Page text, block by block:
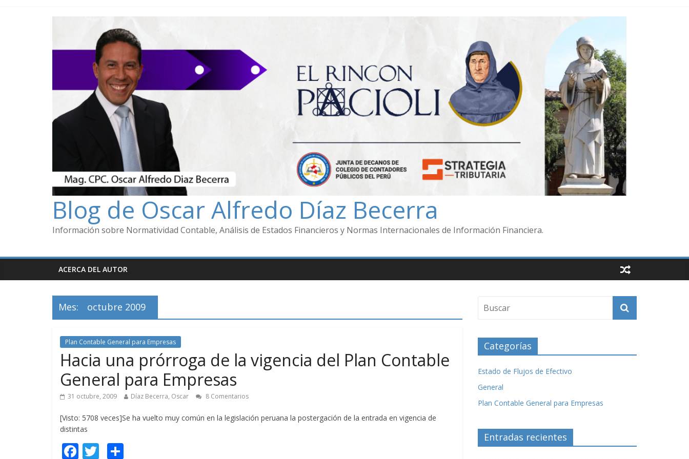
Blog de Oscar Alfredo Díaz Becerra
Información sobre Normatividad Contable, Análisis de Estados Financieros y Normas Internacionales de Información Financiera.
ACERCA DEL AUTOR
Mes: octubre 2009
Plan Contable General para Empresas
Hacia una prórroga de la vigencia del Plan Contable
General para Empresas
31 octubre, 2009 Díaz Becerra, Oscar 8 Comentarios
[Visto: 5708 veces]Se ha vuelto muy común en la legislación peruana la postergación de la entrada en vigencia de
distintas
F T
Categorías
Estado de Flujos de Efectivo
General
Plan Contable General para Empresas
Entradas recientes